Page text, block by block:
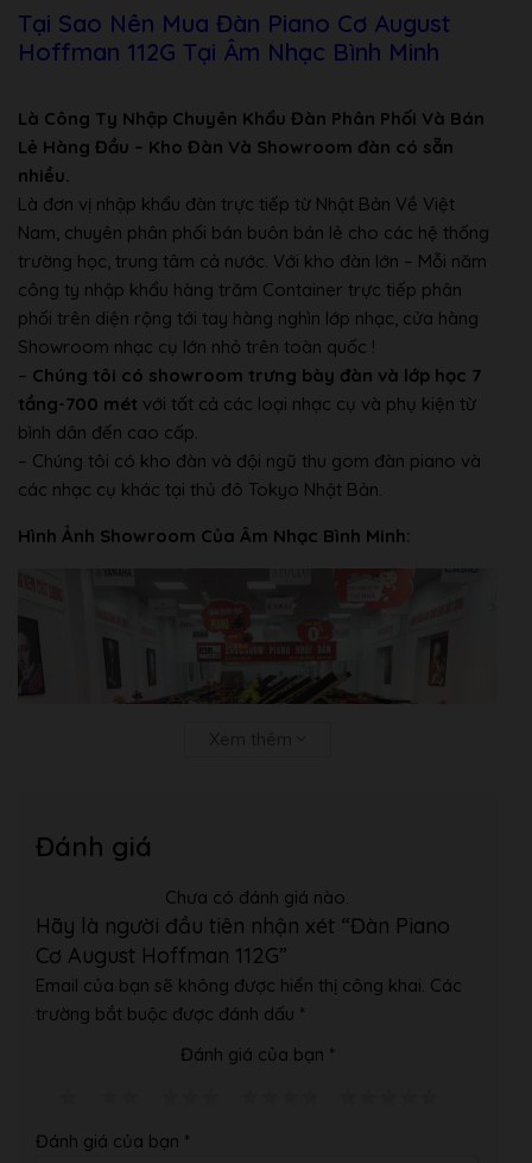
Pedal 3 pedal, Soft, Muffler, Damper
Tại Sao Nên Mua Đàn Piano Cơ August
Hoffman 112G Tại Âm Nhạc Bình Minh
Là Công Ty Nhập Chuyên Khẩu Đàn Phân Phối Và Bán
Lẻ Hàng Đầu – Kho Đàn Và Showroom đàn có sẵn
nhiều.
Là đơn vị nhập khẩu đàn trực tiếp từ Nhật Bản Về Việt
Nam, chuyên phân phối bán buôn bán lẻ cho các hệ thống
trường học, trung tâm cả nước. Với kho đàn lớn – Mỗi năm
công ty nhập khẩu hàng trăm Container trực tiếp phân
phối trên diện rộng tới tay hàng nghìn lớp nhạc, cửa hàng
Showroom nhạc cụ lớn nhỏ trên toàn quốc !
– Chúng tôi có showroom trưng bày đàn và lớp học 7
tầng-700 mét với tất cả các loại nhạc cụ và phụ kiện từ
bình dân đến cao cấp.
– Chúng tôi có kho đàn và đội ngũ thu gom đàn piano và
các nhạc cụ khác tại thủ đô Tokyo Nhật Bản.
Hình Ảnh Showroom Của Âm Nhạc Bình Minh:
Đánh giá
Chưa có đánh giá nào.
Hãy là người đầu tiên nhận xét “Đàn Piano
Cơ August Hoffman 112G”
Email của bạn sẽ không được hiển thị công khai. Các
trường bắt buộc được đánh dấu *
Đánh giá của bạn *
Đánh giá của bạn *